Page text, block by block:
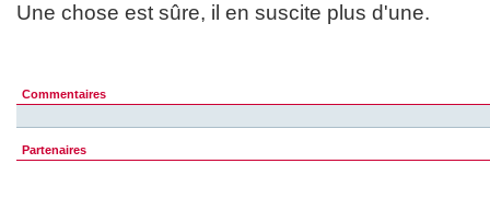
Une chose est sûre, il en suscite plus d'une.
Commentaires
Partenaires